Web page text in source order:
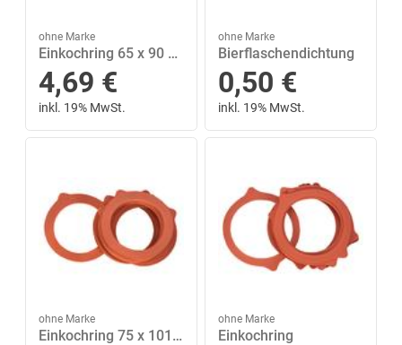
ohne Marke
Einkochring 65 x 90 mm 10er Beutel
4,69 €
inkl. 19% MwSt.
ohne Marke
Bierflaschendichtung
0,50 €
inkl. 19% MwSt.
ohne Marke
Einkochring 75 x 101 mm 10er Beutel
ohne Marke
Einkochring